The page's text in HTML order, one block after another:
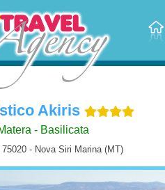
Akiris
- Basilicata
- Nova Siri Marina (MT)